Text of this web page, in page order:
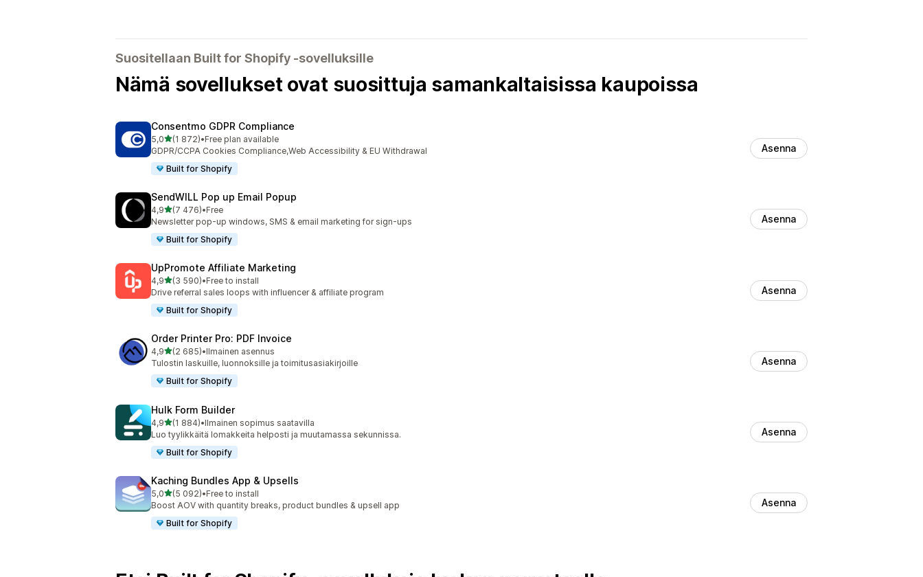
Suositellaan Built for Shopify ‑sovelluksille
Nämä sovellukset ovat suosittuja samankaltaisissa kaupoissa
Consentmo GDPR Compliance
5,0/ 5 tähteä
(1 872)
1872 arvostelua yhteensä
•Free plan available
GDPR/CCPA Cookies Compliance,Web Accessibility & EU Withdrawal
Built for Shopify
Asenna
SendWILL Pop up Email Popup
4,9/ 5 tähteä
(7 476)
7476 arvostelua yhteensä
•Free
Newsletter pop-up windows, SMS & email marketing for sign-ups
Built for Shopify
Asenna
UpPromote Affiliate Marketing
4,9/ 5 tähteä
(3 590)
3590 arvostelua yhteensä
•Free to install
Drive referral sales loops with influencer & affiliate program
Built for Shopify
Asenna
Order Printer Pro: PDF Invoice
4,9/ 5 tähteä
(2 685)
2685 arvostelua yhteensä
•Ilmainen asennus
Tulostin laskuille, luonnoksille ja toimitusasiakirjoille
Built for Shopify
Asenna
Hulk Form Builder
4,9/ 5 tähteä
(1 884)
1884 arvostelua yhteensä
•Ilmainen sopimus saatavilla
Luo tyylikkäitä lomakkeita helposti ja muutamassa sekunnissa.
Built for Shopify
Asenna
Kaching Bundles App & Upsells
5,0/ 5 tähteä
(5 092)
5092 arvostelua yhteensä
•Free to install
Boost AOV with quantity breaks, product bundles & upsell app
Built for Shopify
Asenna